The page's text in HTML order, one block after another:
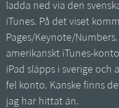
ladda ned via den
iTunes. På det viset
Pages/Keynote/
amerikanskt iTunes-
iPad släpps i sverige
fel konto. Kanske finns
jag har hittat än.